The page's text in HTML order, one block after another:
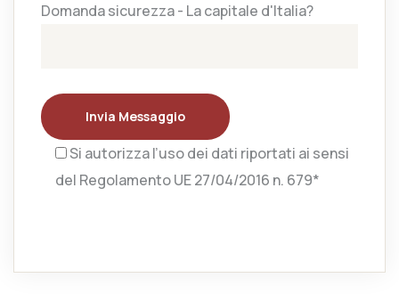
Domanda sicurezza - La capitale d'Italia?
Invia Messaggio
Si autorizza l’uso dei dati riportati ai sensi
del Regolamento UE 27/04/2016 n. 679*